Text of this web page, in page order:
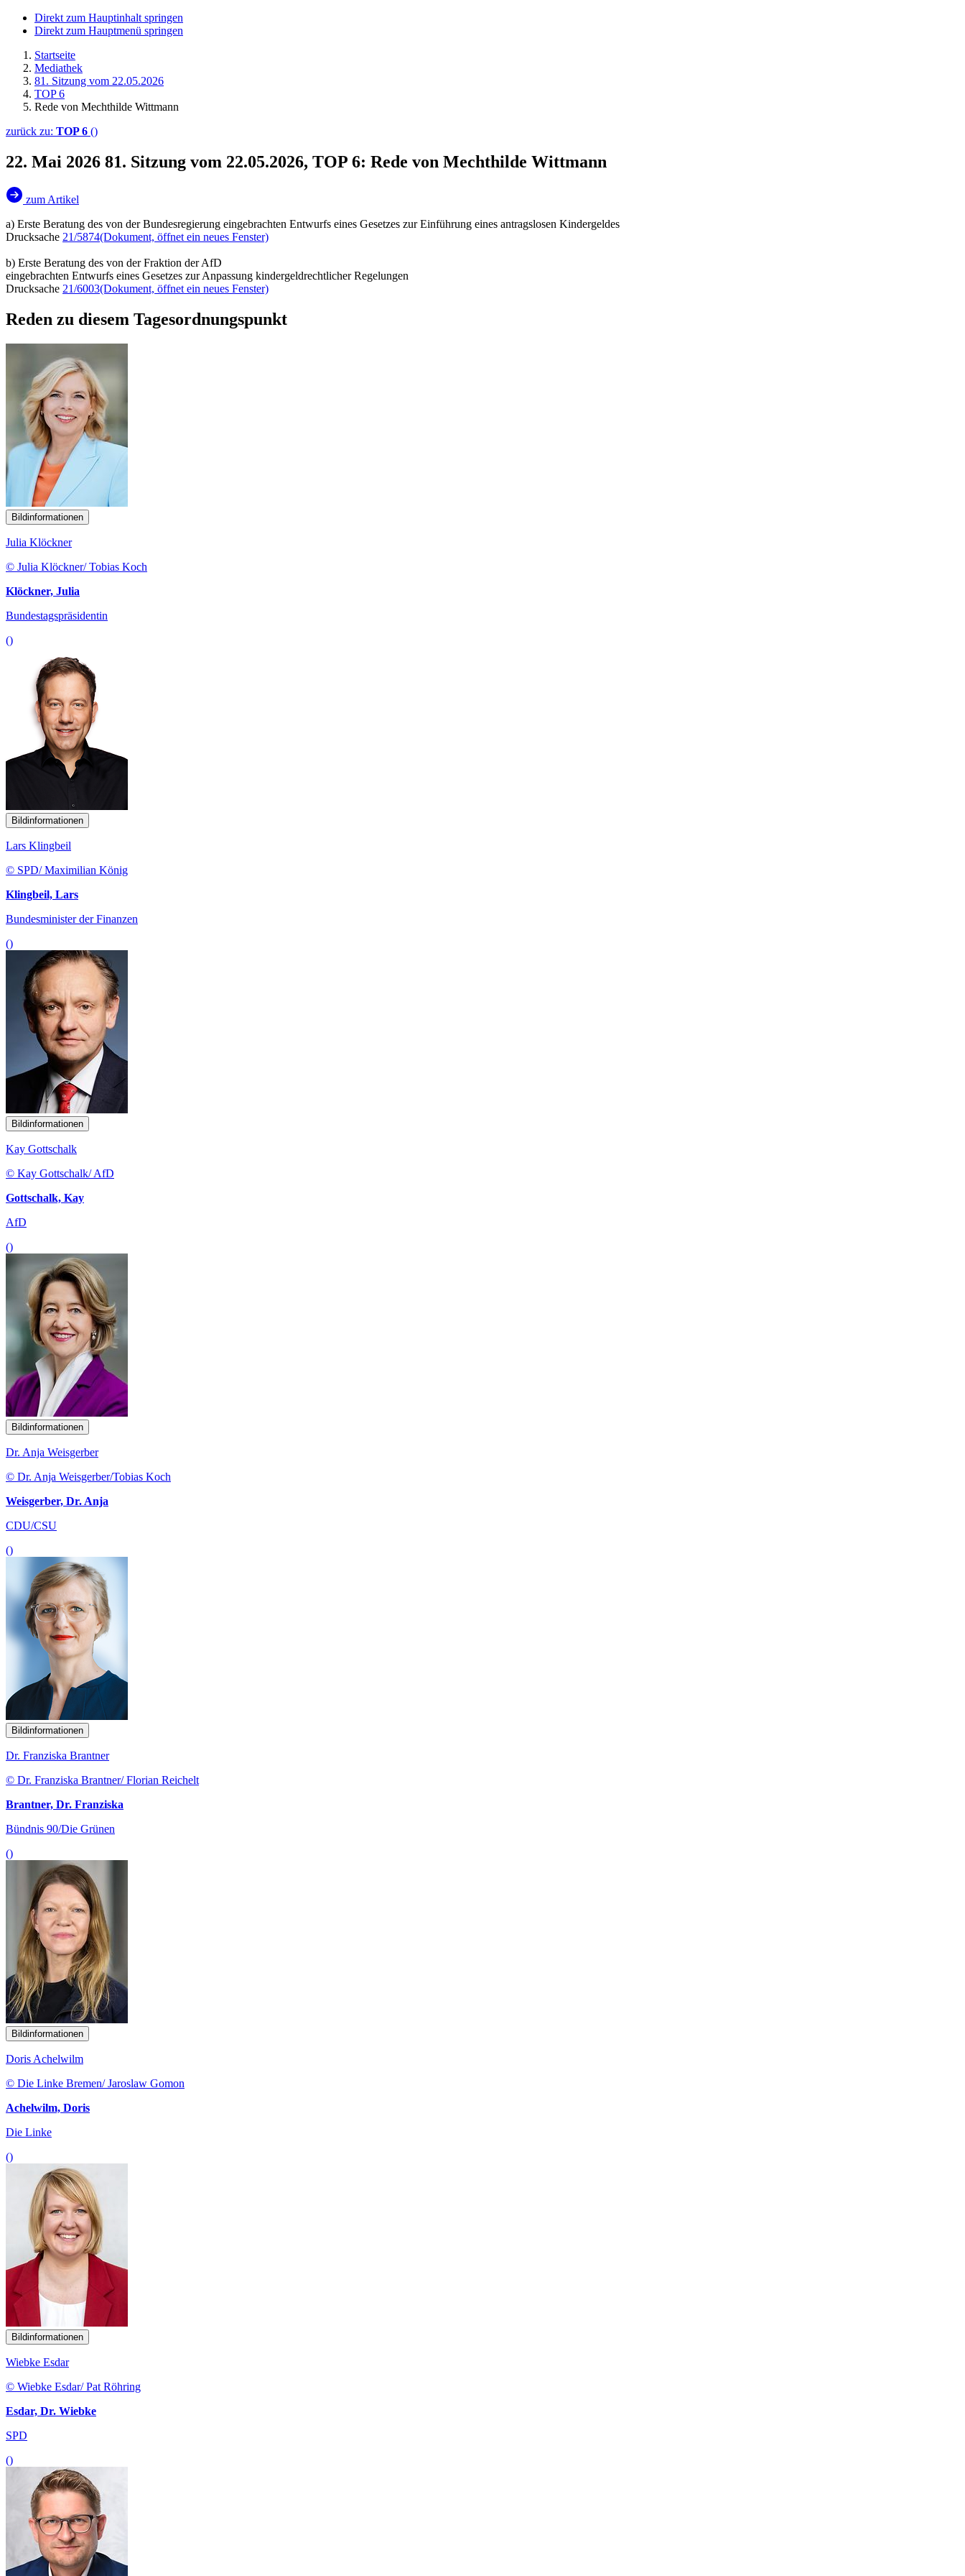
Direkt zum Hauptinhalt springen
Direkt zum Hauptmenü springen
Startseite
Mediathek
81. Sitzung vom 22.05.2026
TOP 6
Rede von Mechthilde Wittmann
zurück zu: TOP 6 ()
22. Mai 2026 81. Sitzung vom 22.05.2026, TOP 6: Rede von Mechthilde Wittmann
zum Artikel
a) Erste Beratung des von der Bundesregierung eingebrachten Entwurfs eines Gesetzes zur Einführung eines antragslosen Kindergeldes
Drucksache 21/5874(Dokument, öffnet ein neues Fenster)
b) Erste Beratung des von der Fraktion der AfD
eingebrachten Entwurfs eines Gesetzes zur Anpassung kindergeldrechtlicher Regelungen
Drucksache 21/6003(Dokument, öffnet ein neues Fenster)
Reden zu diesem Tagesordnungspunkt
Bildinformationen
Julia Klöckner
© Julia Klöckner/ Tobias Koch
Klöckner, Julia
Bundestagspräsidentin
()
Bildinformationen
Lars Klingbeil
© SPD/ Maximilian König
Klingbeil, Lars
Bundesminister der Finanzen
()
Bildinformationen
Kay Gottschalk
© Kay Gottschalk/ AfD
Gottschalk, Kay
AfD
()
Bildinformationen
Dr. Anja Weisgerber
© Dr. Anja Weisgerber/Tobias Koch
Weisgerber, Dr. Anja
CDU/CSU
()
Bildinformationen
Dr. Franziska Brantner
© Dr. Franziska Brantner/ Florian Reichelt
Brantner, Dr. Franziska
Bündnis 90/Die Grünen
()
Bildinformationen
Doris Achelwilm
© Die Linke Bremen/ Jaroslaw Gomon
Achelwilm, Doris
Die Linke
()
Bildinformationen
Wiebke Esdar
© Wiebke Esdar/ Pat Röhring
Esdar, Dr. Wiebke
SPD
()